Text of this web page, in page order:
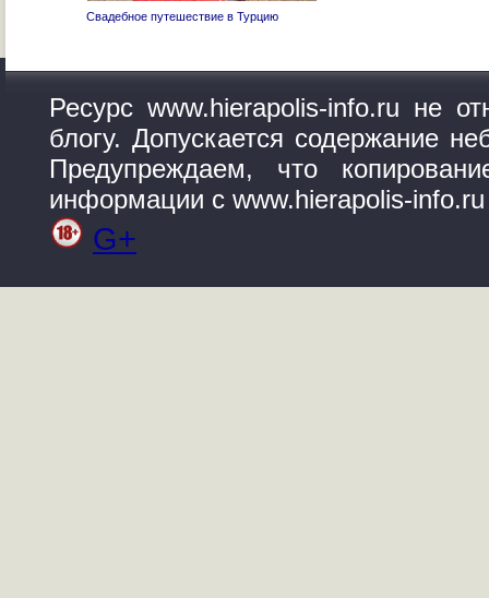
Свадебное путешествие в Турцию
Ресурс www.hierapolis-info.ru не
блогу. Допускается содержание
Предупреждаем, что
информации с www.hierapolis-info.ru
G+